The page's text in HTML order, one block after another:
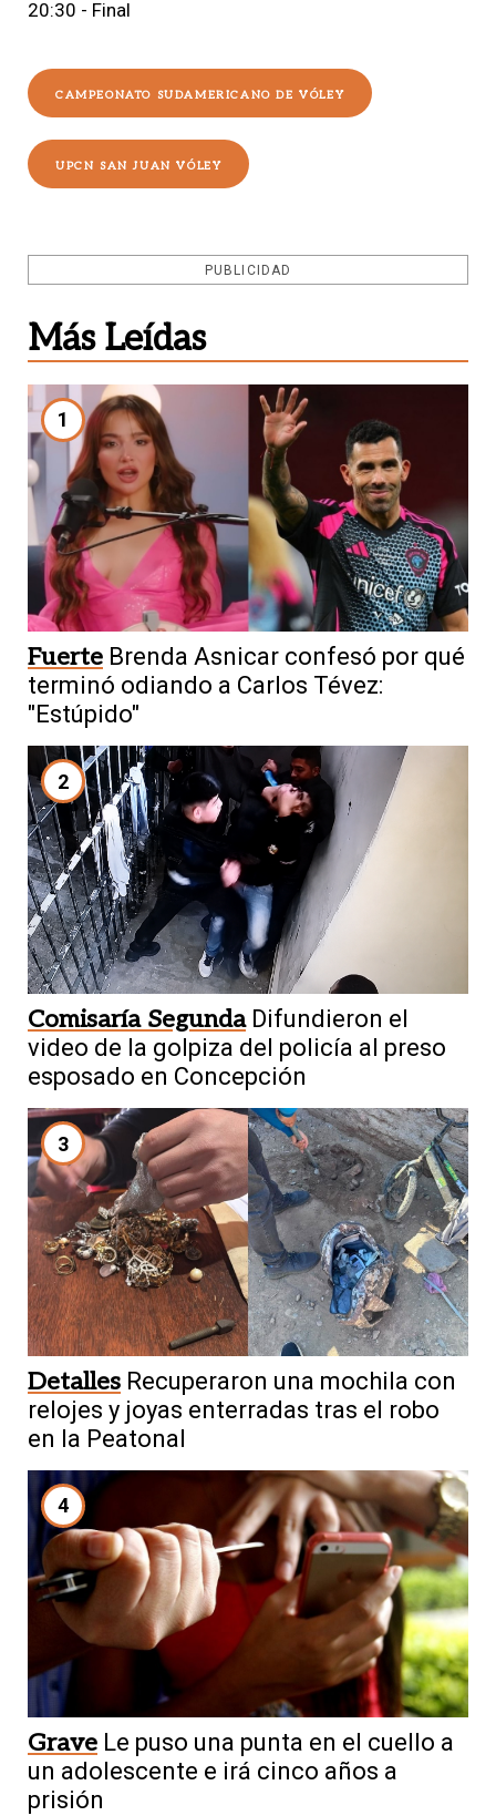
20:30 - Final
CAMPEONATO SUDAMERICANO DE VÓLEY
UPCN SAN JUAN VÓLEY
PUBLICIDAD
Más Leídas
1
Fuerte Brenda Asnicar confesó por qué
terminó odiando a Carlos Tévez:
"Estúpido"
2
Comisaría Segunda Difundieron el
video de la golpiza del policía al preso
esposado en Concepción
3
Detalles Recuperaron una mochila con
relojes y joyas enterradas tras el robo
en la Peatonal
4
Grave Le puso una punta en el cuello a
un adolescente e irá cinco años a
prisión